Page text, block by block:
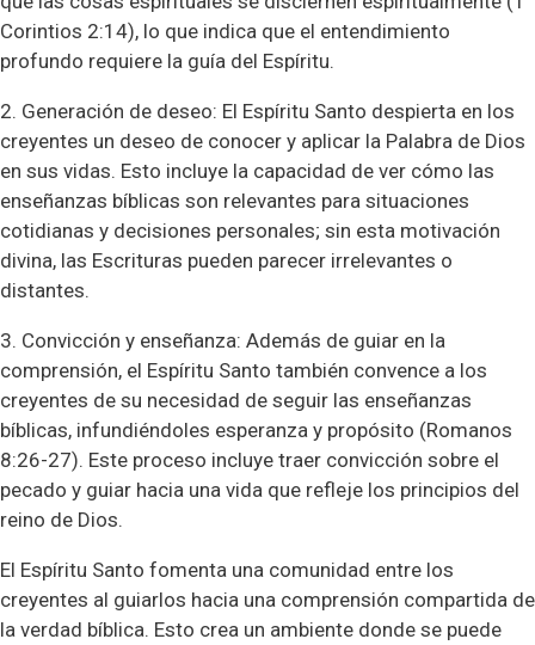
Corintios 2:14), lo que indica que el entendimiento
profundo requiere la guía del Espíritu.
2. Generación de deseo: El Espíritu Santo despierta en los
creyentes un deseo de conocer y aplicar la Palabra de Dios
en sus vidas. Esto incluye la capacidad de ver cómo las
enseñanzas bíblicas son relevantes para situaciones
cotidianas y decisiones personales; sin esta motivación
divina, las Escrituras pueden parecer irrelevantes o
distantes.
3. Convicción y enseñanza: Además de guiar en la
comprensión, el Espíritu Santo también convence a los
creyentes de su necesidad de seguir las enseñanzas
bíblicas, infundiéndoles esperanza y propósito (Romanos
8:26-27). Este proceso incluye traer convicción sobre el
pecado y guiar hacia una vida que refleje los principios del
reino de Dios.
El Espíritu Santo fomenta una comunidad entre los
creyentes al guiarlos hacia una comprensión compartida de
la verdad bíblica. Esto crea un ambiente donde se puede